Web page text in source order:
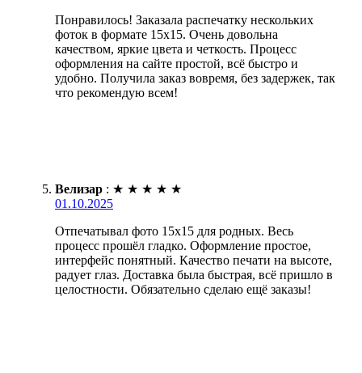
Понравилось! Заказала распечатку нескольких
фоток в формате 15х15. Очень довольна
качеством, яркие цвета и четкость. Процесс
оформления на сайте простой, всё быстро и
удобно. Получила заказ вовремя, без задержек, так
что рекомендую всем!
Велизар : ★ ★ ★ ★ ★
01.10.2025
Отпечатывал фото 15х15 для родных. Весь
процесс прошёл гладко. Оформление простое,
интерфейс понятный. Качество печати на высоте,
радует глаз. Доставка была быстрая, всё пришло в
целостности. Обязательно сделаю ещё заказы!